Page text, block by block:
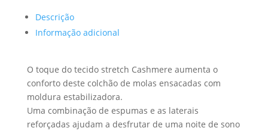
Descrição
Informação adicional
O toque do tecido stretch Cashmere aumenta o
conforto deste colchão de molas ensacadas com
moldura estabilizadora.
Uma combinação de espumas e as laterais
reforçadas ajudam a desfrutar de uma noite de sono